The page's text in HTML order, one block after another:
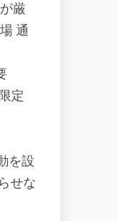
厳
通
定
を設
せな